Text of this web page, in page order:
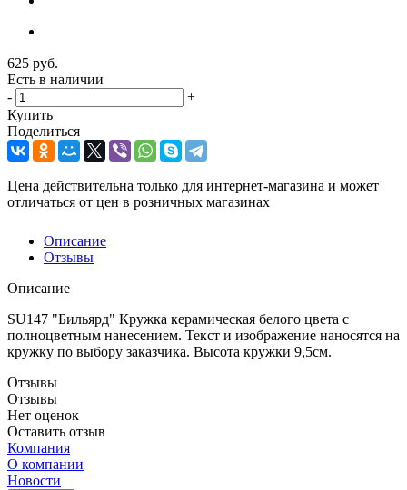
625 руб.
Есть в наличии
-
+
Купить
Поделиться
Цена действительна только для интернет-магазина и может
отличаться от цен в розничных магазинах
Описание
Отзывы
Описание
SU147 "Бильярд" Кружка керамическая белого цвета с
полноцветным нанесением. Текст и изображение наносятся на
кружку по выбору заказчика. Высота кружки 9,5см.
Отзывы
Отзывы
Нет оценок
Оставить отзыв
Компания
О компании
Новости